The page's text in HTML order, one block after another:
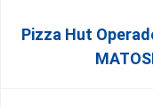
Pizza Hut